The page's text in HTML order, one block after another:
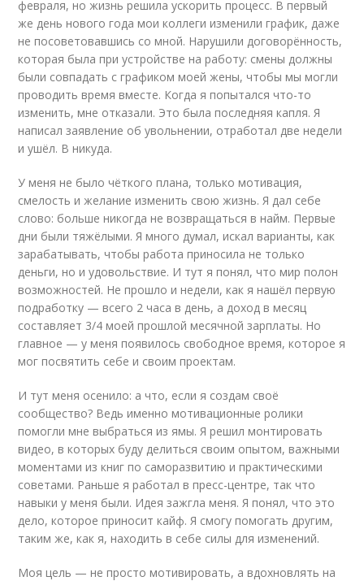
февраля, но жизнь решила ускорить процесс. В первый
же день нового года мои коллеги изменили график, даже
не посоветовавшись со мной. Нарушили договорённость,
которая была при устройстве на работу: смены должны
были совпадать с графиком моей жены, чтобы мы могли
проводить время вместе. Когда я попытался что-то
изменить, мне отказали. Это была последняя капля. Я
написал заявление об увольнении, отработал две недели
и ушёл. В никуда.
У меня не было чёткого плана, только мотивация,
смелость и желание изменить свою жизнь. Я дал себе
слово: больше никогда не возвращаться в найм. Первые
дни были тяжёлыми. Я много думал, искал варианты, как
зарабатывать, чтобы работа приносила не только
деньги, но и удовольствие. И тут я понял, что мир полон
возможностей. Не прошло и недели, как я нашёл первую
подработку — всего 2 часа в день, а доход в месяц
составляет 3/4 моей прошлой месячной зарплаты. Но
главное — у меня появилось свободное время, которое я
мог посвятить себе и своим проектам.
И тут меня осенило: а что, если я создам своё
сообщество? Ведь именно мотивационные ролики
помогли мне выбраться из ямы. Я решил монтировать
видео, в которых буду делиться своим опытом, важными
моментами из книг по саморазвитию и практическими
советами. Раньше я работал в пресс-центре, так что
навыки у меня были. Идея зажгла меня. Я понял, что это
дело, которое приносит кайф. Я смогу помогать другим,
таким же, как я, находить в себе силы для изменений.
Моя цель — не просто мотивировать, а вдохновлять на